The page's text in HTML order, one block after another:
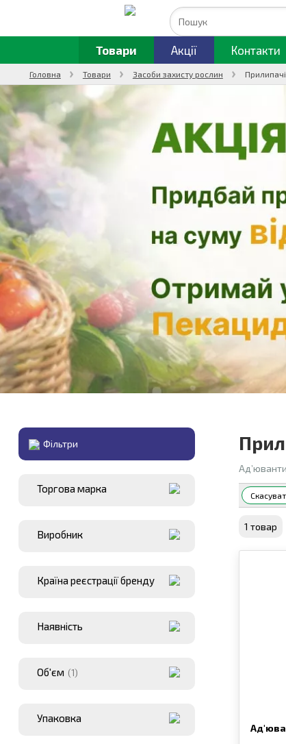
Товари Акції Контакти
Головна Товари Засоби захисту рослин Прилипачі
Фiльтри
Торгова марка
Виробник
Країна реєстрації бренду
Наявнiсть
Об'єм (1)
Упаковка
1 товар